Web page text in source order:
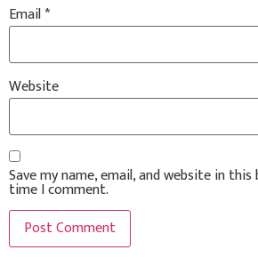
Email*
Website
Save my name, email, and website in
time I comment.